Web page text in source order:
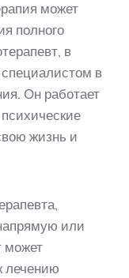
может
полного
в
специалистом в
Он работает
жизнь и
или
может
лечению